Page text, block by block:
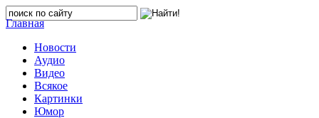
Главная
Новости
Аудио
Видео
Всякое
Картинки
Юмор